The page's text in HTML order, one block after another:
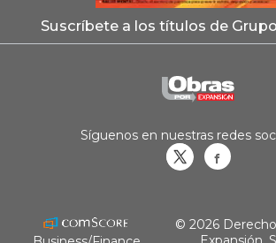
Suscríbete a los títulos de
Síguenos en nuestras redes
© 2026